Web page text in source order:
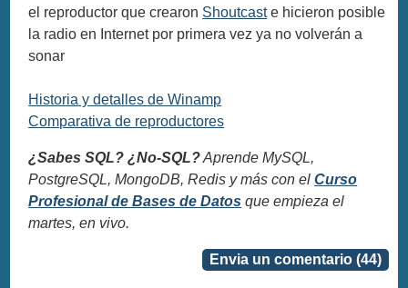
el reproductor que crearon Shoutcaste hicieron posible
la radio en Internet por primera vez ya no volverán a
sonar
Historia y detalles de Winamp
Comparativa de reproductores
¿Sabes SQL? ¿No-SQL?Aprende MySQL,
PostgreSQL, MongoDB, Redis y más con elCurso
Profesional de Bases de Datos que empieza el
martes, en vivo.
Envia un comentario (44)